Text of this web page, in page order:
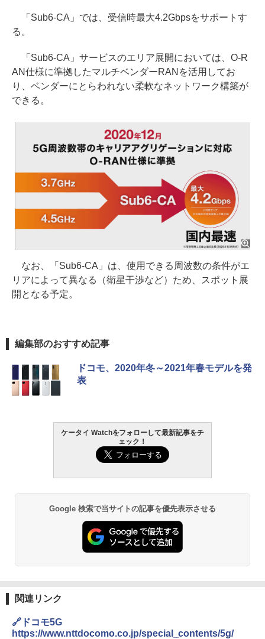
「Sub6-CA」では、受信時最大4.2Gbpsをサポートす
る。
「Sub6-CA」サービスのエリア展開においては、O-R
AN仕様に準拠したマルチベンダーRANを活用してお
り、ベンダーにとらわれない柔軟なネットワーク構築が
できる。
なお、「Sub6-CA」は、使用できる周波数の条件がエ
リアによって異なる（衛星干渉など）ため、スポット展
開となる予定。
編集部のおすすめ記事
ドコモ、2020年冬～2021年春モデルを発
表
ケータイ Watchをフォローして最新記事をチ
ェック！
Google 検索で当サイトの記事を優先表示させる
関連リンク
🔗ドコモ5G
https://www.nttdocomo.co.jp/special_contents/5g/